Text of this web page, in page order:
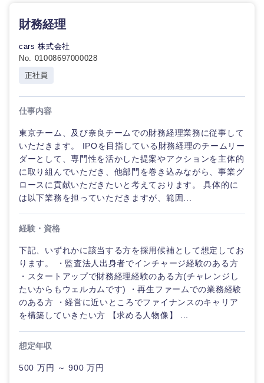
財務経理
cars 株式会社
No. 01008697000028
正社員
仕事内容
東京チーム、及び奈良チームでの財務経理業務に従事して
いただきます。 IPOを目指している財務経理のチームリー
ダーとして、専門性を活かした提案やアクションを主体的
に取り組んでいただき、他部門を巻き込みながら、事業グ
ロースに貢献いただきたいと考えております。 具体的に
は以下業務を担っていただきますが、範囲...
経験・資格
下記、いずれかに該当する方を採用候補として想定してお
ります。 ・監査法人出身者でインチャージ経験のある方
・スタートアップで財務経理経験のある方(チャレンジし
たいからもウェルカムです) ・再生ファームでの業務経験
のある方 ・経営に近いところでファイナンスのキャリア
を構築していきたい方 【求める人物像】 ...
想定年収
500 万円 ～ 900 万円